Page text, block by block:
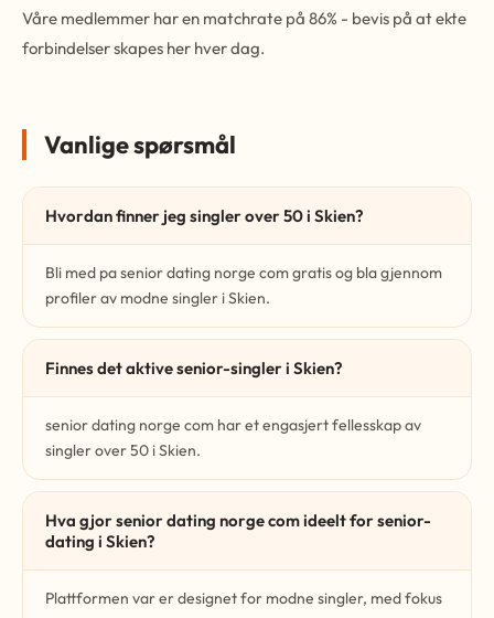
Våre medlemmer har en matchrate på 86% - bevis på at ekte
forbindelser skapes her hver dag.
Vanlige spørsmål
Hvordan finner jeg singler over 50 i Skien?
Bli med pa senior dating norge com gratis og bla gjennom
profiler av modne singler i Skien.
Finnes det aktive senior-singler i Skien?
senior dating norge com har et engasjert fellesskap av
singler over 50 i Skien.
Hva gjor senior dating norge com ideelt for senior-
dating i Skien?
Plattformen var er designet for modne singler, med fokus